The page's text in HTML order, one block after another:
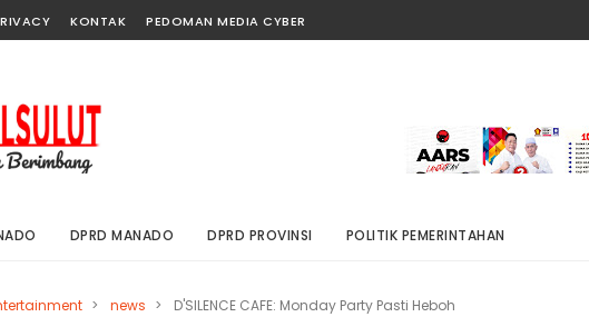
KONTAK PEDOMAN MEDIA CYBER
DPRD MANADO DPRD PROVINSI POLITIK PEMERINTAHAN
> news > D'SILENCE CAFE: Monday Party Pasti Heboh